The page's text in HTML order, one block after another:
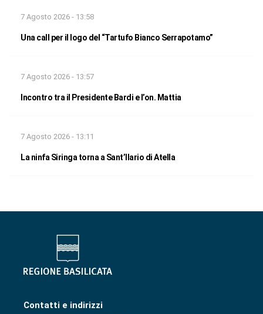
7 Agosto 2026 - 13:58
Una call per il logo del “Tartufo Bianco Serrapotamo”
7 Agosto 2026 - 13:57
Incontro tra il Presidente Bardi e l’on. Mattia
7 Agosto 2026 - 13:11
La ninfa Siringa torna a Sant’Ilario di Atella
Contatti e indirizzi